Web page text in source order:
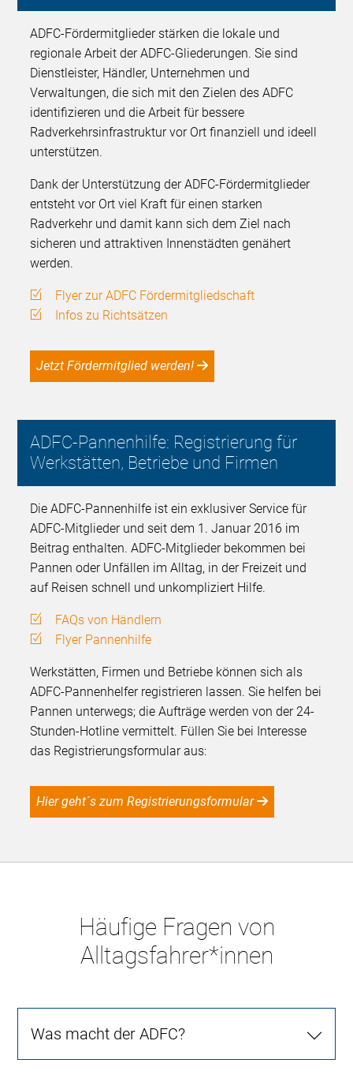
ADFC-Fördermitglieder stärken die lokale und
regionale Arbeit der ADFC-Gliederungen. Sie sind
Dienstleister, Händler, Unternehmen und
Verwaltungen, die sich mit den Zielen des ADFC
identifizieren und die Arbeit für bessere
Radverkehrsinfrastruktur vor Ort finanziell und ideell
unterstützen.
Dank der Unterstützung der ADFC-Fördermitglieder
entsteht vor Ort viel Kraft für einen starken
Radverkehr und damit kann sich dem Ziel nach
sicheren und attraktiven Innenstädten genähert
werden.
Flyer zur ADFC Fördermitgliedschaft
Infos zu Richtsätzen
Jetzt Fördermitglied werden!
ADFC-Pannenhilfe: Registrierung für
Werkstätten, Betriebe und Firmen
Die ADFC-Pannenhilfe ist ein exklusiver Service für
ADFC-Mitglieder und seit dem 1. Januar 2016 im
Beitrag enthalten. ADFC-Mitglieder bekommen bei
Pannen oder Unfällen im Alltag, in der Freizeit und
auf Reisen schnell und unkompliziert Hilfe.
FAQs von Händlern
Flyer Pannenhilfe
Werkstätten, Firmen und Betriebe können sich als
ADFC-Pannenhelfer registrieren lassen. Sie helfen bei
Pannen unterwegs; die Aufträge werden von der 24-
Stunden-Hotline vermittelt. Füllen Sie bei Interesse
das Registrierungsformular aus:
Hier geht´s zum Registrierungsformular
Häufige Fragen von
Alltagsfahrer*innen
Was macht der ADFC?